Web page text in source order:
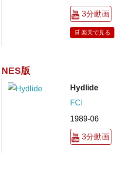
3分動画
🛒 楽天で見る
NES版
Hydlide
FCI
1989-06
3分動画